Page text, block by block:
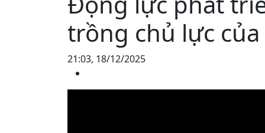
trồng chủ lực
21:03, 18/12/2025